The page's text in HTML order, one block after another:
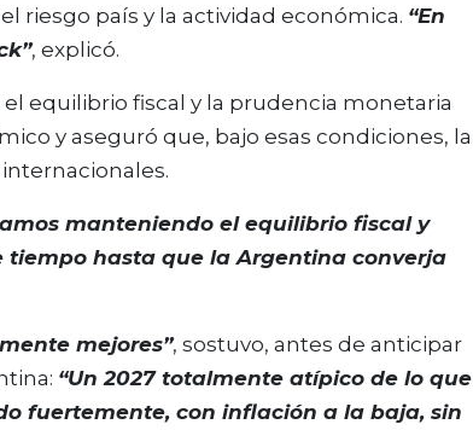
riesgo país y la actividad económica. “En
, explicó.
equilibrio fiscal y la prudencia monetaria
y aseguró que, bajo esas condiciones, la
manteniendo el equilibrio fiscal y
hasta que la Argentina converja
mejores”, sostuvo, antes de anticipar
“Un 2027 totalmente atípico de lo que
fuertemente, con inflación a la baja, sin